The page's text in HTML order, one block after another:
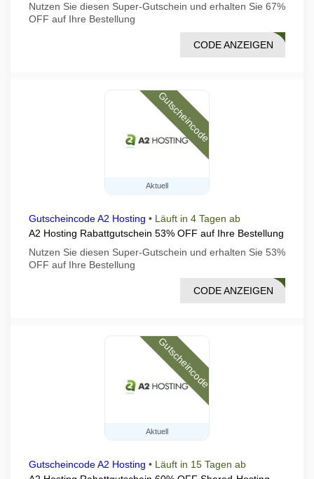
Nutzen Sie diesen Super-Gutschein und erhalten Sie 67%
OFF auf Ihre Bestellung
GA67
CODE ANZEIGEN
Aktuell
Gutscheincode
Gutscheincode A2 Hosting • Läuft in 4 Tagen ab
A2 Hosting Rabattgutschein 53% OFF auf Ihre Bestellung
Nutzen Sie diesen Super-Gutschein und erhalten Sie 53%
OFF auf Ihre Bestellung
FAST
CODE ANZEIGEN
Aktuell
Gutscheincode
Gutscheincode A2 Hosting • Läuft in 15 Tagen ab